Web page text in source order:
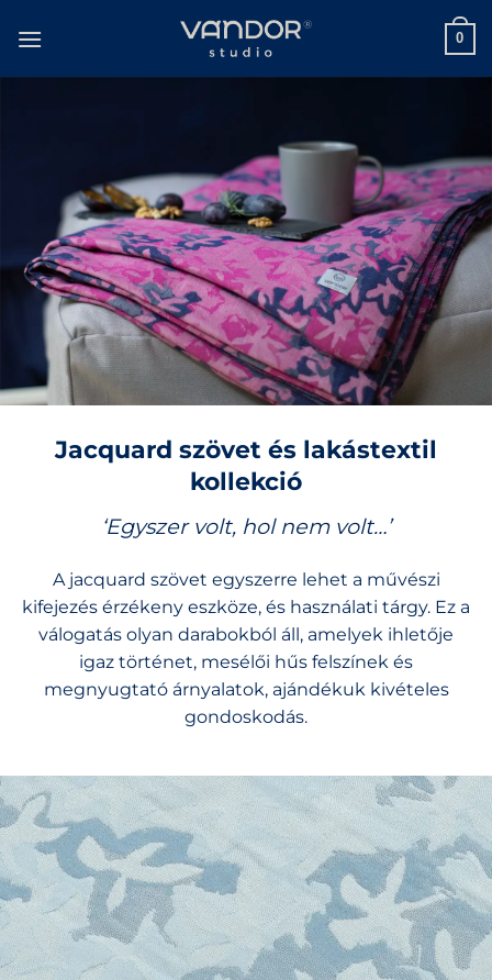
0
Jacquard szövet és lakástextil
kollekció
‘Egyszer volt, hol nem volt…’
A jacquard szövet egyszerre lehet a művészi
kifejezés érzékeny eszköze, és használati tárgy. Ez a
válogatás olyan darabokból áll, amelyek ihletője
igaz történet, mesélői hűs felszínek és
megnyugtató árnyalatok, ajándékuk kivételes
gondoskodás.